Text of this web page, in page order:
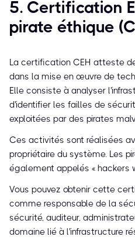
5. Certification
pirate éthique
La certification CEH atteste
dans la mise en œuvre de
Elle consiste à analyser
d'identifier les failles de
exploitées par des pirates
Ces activités sont réalisées
propriétaire du système. Les
également appelés « hackers
Vous pouvez obtenir cette
comme responsable de la
sécurité, auditeur,
domaine lié à l'infrastructure